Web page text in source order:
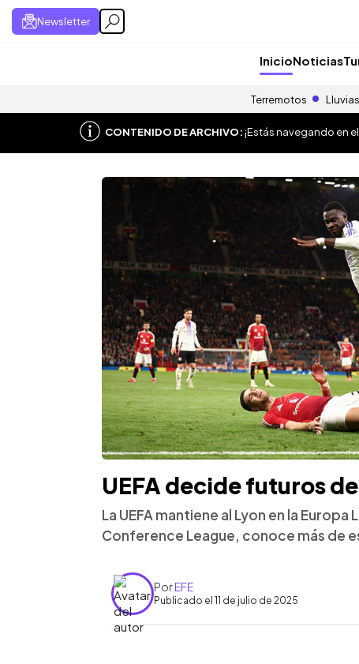
Newsletter
InicioNoticias
Terremotos Lluvias
CONTENIDO DE ARCHIVO:¡Estás navegando en
UEFA decide futuros
La UEFA mantiene al Lyon en la
Conference League, conoce más de
PorEFE
Publicado el 11 de julio de 2025